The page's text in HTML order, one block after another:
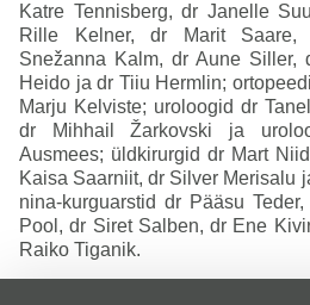
Katre Tennisberg, dr Janelle
Rille Kelner, dr Marit
Snežanna Kalm, dr Aune Siller,
Heido ja dr Tiiu Hermlin;
Marju Kelviste; uroloogid dr
dr Mihhail Žarkovski ja
Ausmees; üldkirurgid dr Mart
Kaisa Saarniit, dr Silver Merisalu
nina-kurguarstid dr Pääsu
Pool, dr Siret Salben, dr Ene
Raiko Tiganik.